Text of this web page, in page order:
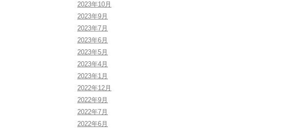
2023年10月
2023年9月
2023年7月
2023年6月
2023年5月
2023年4月
2023年1月
2022年12月
2022年9月
2022年7月
2022年6月